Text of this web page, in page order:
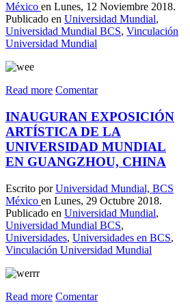
México en Lunes, 12 Noviembre 2018.
Publicado en Universidad Mundial,
Universidad Mundial BCS, Vinculación
Universidad Mundial
Read more Comentar
INAUGURAN EXPOSICIÓN
ARTÍSTICA DE LA
UNIVERSIDAD MUNDIAL
EN GUANGZHOU, CHINA
Escrito porUniversidad Mundial, BCS
México en Lunes, 29 Octubre 2018.
Publicado en Universidad Mundial,
Universidad Mundial BCS,
Universidades, Universidades en BCS,
Vinculación Universidad Mundial
Read more Comentar